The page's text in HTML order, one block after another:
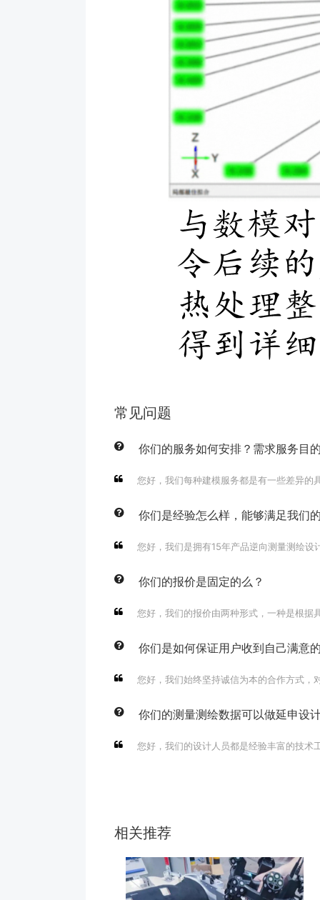
常见问题
你们的服务如何安排？需求服务目
您好，我们每种建模服务都是有一些差异
你们是经验怎么样，能够满足我们
您好，我们是拥有15年产品逆向测量测绘
你们的报价是固定的么？
您好，我们的报价由两种形式，一种是根据
你们是如何保证用户收到自己满意
您好，我们始终坚持诚信为本的合作方式，
你们的测量测绘数据可以做延申设
您好，我们的设计人员都是经验丰富的技术
相关推荐